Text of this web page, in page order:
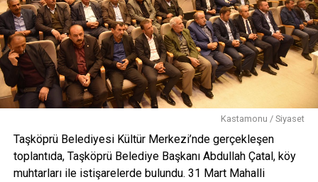
Kastamonu / Siyaset
Taşköprü Belediyesi Kültür Merkezi’nde gerçekleşen
toplantıda, Taşköprü Belediye Başkanı Abdullah Çatal, köy
muhtarları ile istişarelerde bulundu. 31 Mart Mahalli